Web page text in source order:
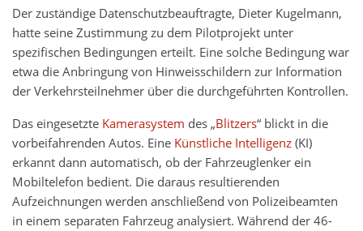
Der zuständige Datenschutzbeauftragte, Dieter Kugelmann,
hatte seine Zustimmung zu dem Pilotprojekt unter
spezifischen Bedingungen erteilt. Eine solche Bedingung war
etwa die Anbringung von Hinweisschildern zur Information
der Verkehrsteilnehmer über die durchgeführten Kontrollen.
Das eingesetzte Kamerasystem des „Blitzers“ blickt in die
vorbeifahrenden Autos. Eine Künstliche Intelligenz(KI)
erkannt dann automatisch, ob der Fahrzeuglenker ein
Mobiltelefon bedient. Die daraus resultierenden
Aufzeichnungen werden anschließend von Polizeibeamten
in einem separaten Fahrzeug analysiert. Während der 46-